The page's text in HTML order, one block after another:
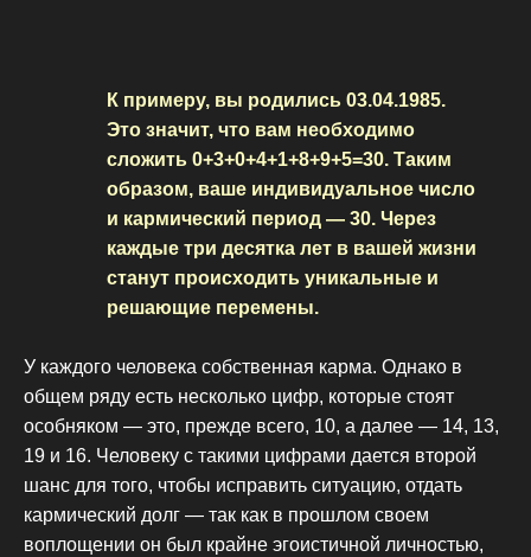
К примеру, вы родились 03.04.1985.
Это значит, что вам необходимо
сложить 0+3+0+4+1+8+9+5=30. Таким
образом, ваше индивидуальное число
и кармический период — 30. Через
каждые три десятка лет в вашей жизни
станут происходить уникальные и
решающие перемены.
У каждого человека собственная карма. Однако в
общем ряду есть несколько цифр, которые стоят
особняком — это, прежде всего, 10, а далее — 14, 13,
19 и 16. Человеку с такими цифрами дается второй
шанс для того, чтобы исправить ситуацию, отдать
кармический долг — так как в прошлом своем
воплощении он был крайне эгоистичной личностью,